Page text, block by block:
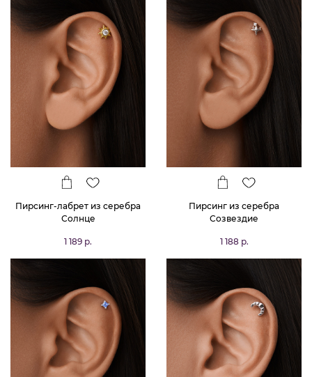
Пирсинг-лабрет из серебра
Солнце
1 189 р.
Пирсинг из серебра
Созвездие
1 188 р.